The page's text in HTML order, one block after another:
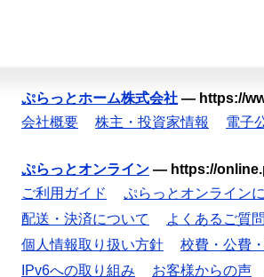
ぷらっとホーム株式会社 — https://
会社概要
株主・投資家情報 電子
ぷらっとオンライン — https://
ご利用ガイド
ぷらっとオンライン
配送・決済について
よくあるご質問
個人情報取り扱い方針
校費・公費
IPv6への取り組み
お客様からの声